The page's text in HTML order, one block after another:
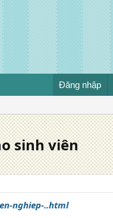
Đăng nhập
sinh viên
nghiep-..html